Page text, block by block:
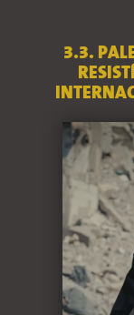
3.3.